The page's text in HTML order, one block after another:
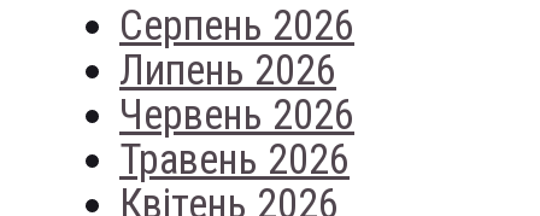
Серпень 2026
Липень 2026
Червень 2026
Травень 2026
Квітень 2026